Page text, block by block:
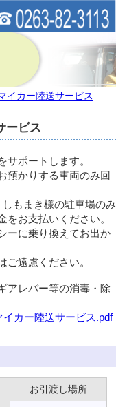
イカー陸送サービス
ービス
ポートします。
預かりする車両のみ回
もまき様の駐車場のみ
をお支払いください。
ーに乗り換えてお出か
ご遠慮ください。
アレバー等の消毒・除
イカー陸送サービス.pdf
お引渡し場所